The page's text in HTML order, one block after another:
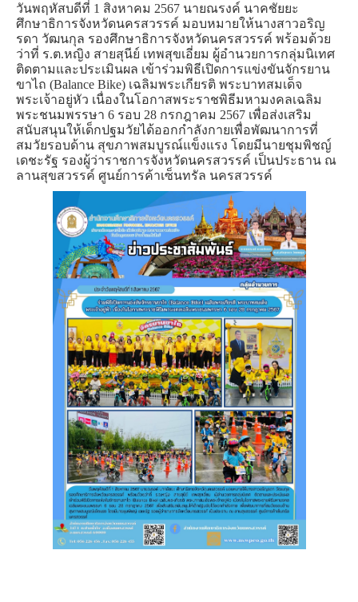
วันพฤหัสบดีที่ 1 สิงหาคม 2567 นายณรงค์ นาคชัยยะ
ศึกษาธิการจังหวัดนครสวรรค์ มอบหมายให้นางสาวอริญ
รดา วัฒนกุล รองศึกษาธิการจังหวัดนครสวรรค์ พร้อมด้วย
ว่าที่ ร.ต.หญิง สายสุนีย์ เทพสุขเอี่ยม ผู้อำนวยการกลุ่มนิเทศ
ติดตามและประเมินผล เข้าร่วมพิธีเปิดการแข่งขันจักรยาน
ขาไถ (Balance Bike) เฉลิมพระเกียรติ พระบาทสมเด็จ
พระเจ้าอยู่หัว เนื่องในโอกาสพระราชพิธีมหามงคลเฉลิม
พระชนมพรรษา 6 รอบ 28 กรกฎาคม 2567 เพื่อส่งเสริม
สนับสนุนให้เด็กปฐมวัยได้ออกกำลังกายเพื่อพัฒนาการที่
สมวัยรอบด้าน สุขภาพสมบูรณ์แข็งแรง โดยมีนายชุมพิชญ์
เดชะรัฐ รองผู้ว่าราชการจังหวัดนครสวรรค์ เป็นประธาน ณ
ลานสุขสวรรค์ ศูนย์การค้าเซ็นทรัล นครสวรรค์